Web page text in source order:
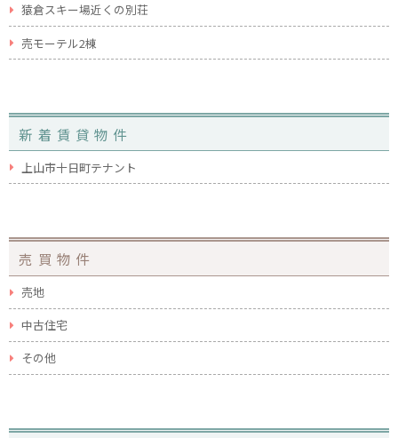
猿倉スキー場近くの別荘
売モーテル2棟
新着賃貸物件
上山市十日町テナント
売買物件
売地
中古住宅
その他